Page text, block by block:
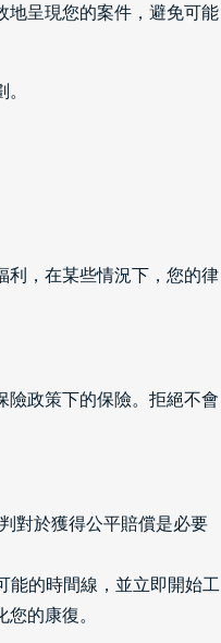
地呈現您的案件，避免可能
利，在某些情況下，您的律
險政策下的保險。拒絕不會
對於獲得公平賠償是必要
能的時間線，並立即開始工
的康復。